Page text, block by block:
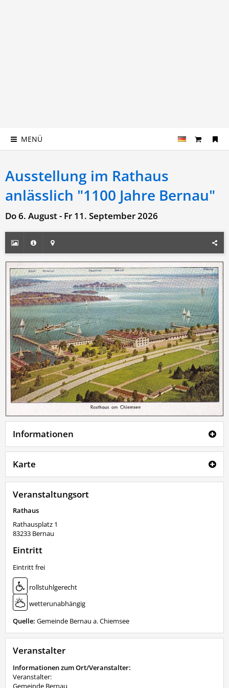
MENÜ
Ausstellung im Rathaus
anlässlich "1100 Jahre Bernau"
Do 6. August - Fr 11. September 2026
Informationen
Karte
Veranstaltungsort
Rathaus
Rathausplatz 1
83233 Bernau
Eintritt
Eintritt frei
rollstuhlgerecht
wetterunabhängig
Quelle: Gemeinde Bernau a. Chiemsee
Veranstalter
Informationen zum Ort/Veranstalter:
Veranstalter:
Gemeinde Bernau